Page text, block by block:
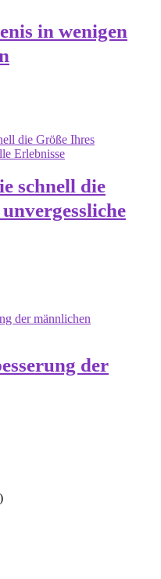
in wenigen
schnell die
der